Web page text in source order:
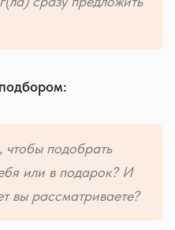
чтобы подобрать
или в подарок? И
вы рассматриваете?